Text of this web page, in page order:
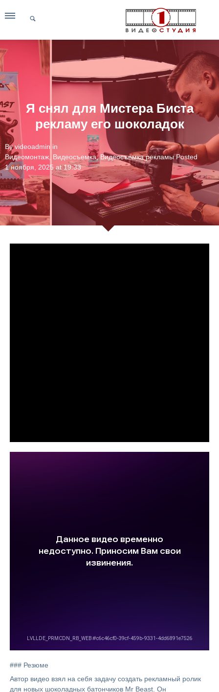
Я снял для Мистера Биста
рекламу его шоколадок
By videoadmin in
Видеомонтаж Видеосъемка,Видеосъемка рекламы Posted
1 ноября, 2025 at 19:33
### Резюме
Автор видео взял на себя задачу создать рекламный ролик
для новых шоколадных батончиков Mr Beast. Он